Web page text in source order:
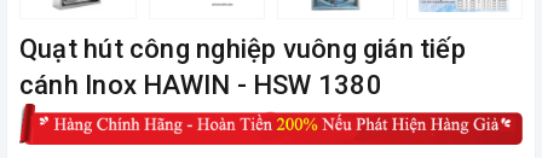
Quạt hút công nghiệp vuông gián tiếp
cánh Inox HAWIN - HSW 1380